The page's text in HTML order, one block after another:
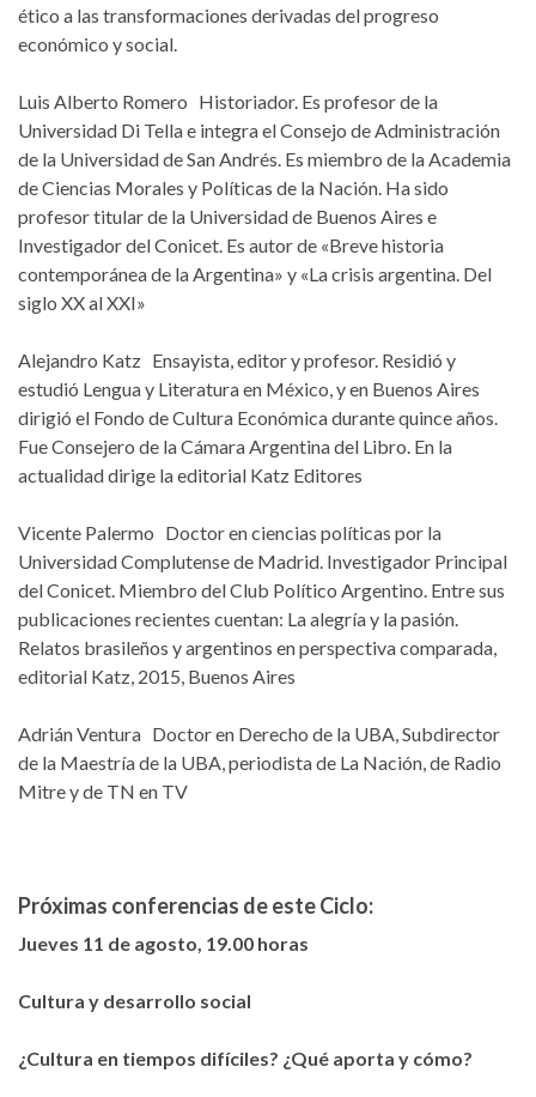
ético a las transformaciones derivadas del progreso
económico y social.
Luis Alberto Romero Historiador. Es profesor de la
Universidad Di Tella e integra el Consejo de Administración
de la Universidad de San Andrés. Es miembro de la Academia
de Ciencias Morales y Políticas de la Nación. Ha sido
profesor titular de la Universidad de Buenos Aires e
Investigador del Conicet. Es autor de «Breve historia
contemporánea de la Argentina» y «La crisis argentina. Del
siglo XX al XXI»
Alejandro Katz Ensayista, editor y profesor. Residió y
estudió Lengua y Literatura en México, y en Buenos Aires
dirigió el Fondo de Cultura Económica durante quince años.
Fue Consejero de la Cámara Argentina del Libro. En la
actualidad dirige la editorial Katz Editores
Vicente Palermo Doctor en ciencias políticas por la
Universidad Complutense de Madrid. Investigador Principal
del Conicet. Miembro del Club Político Argentino. Entre sus
publicaciones recientes cuentan: La alegría y la pasión.
Relatos brasileños y argentinos en perspectiva comparada,
editorial Katz, 2015, Buenos Aires
Adrián Ventura Doctor en Derecho de la UBA, Subdirector
de la Maestría de la UBA, periodista de La Nación, de Radio
Mitre y de TN en TV
Próximas conferencias de este Ciclo:
Jueves 11 de agosto, 19.00 horas
Cultura y desarrollo social
¿Cultura en tiempos difíciles? ¿Qué aporta y cómo?